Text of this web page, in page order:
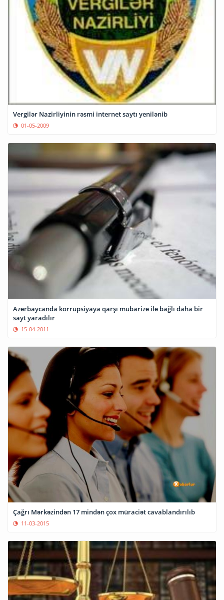
Vergilər Nazirliyinin rəsmi internet saytı yenilənib
01-05-2009
Azərbaycanda korrupsiyaya qarşı mübarizə ilə bağlı daha bir
sayt yaradılır
15-04-2011
Çağrı Mərkəzindən 17 mindən çox müraciət cavablandırılıb
11-03-2015